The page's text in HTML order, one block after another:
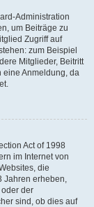
Administration
um Beiträge zu
Zugriff auf
zum Beispiel
Mitglieder, Beitritt
eine Anmeldung, da
Act of 1998
im Internet von
die
Jahren erheben,
der
sind, ob dies auf